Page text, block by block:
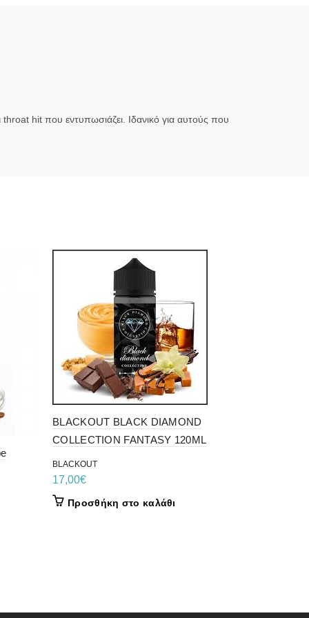
hit που εντυπωσιάζει. Ιδανικό για αυτούς που
BLACKOUT BLACK DIAMOND
COLLECTION FANTASY 120ML
BLACKOUT
17,00€
Προσθήκη στο καλάθι